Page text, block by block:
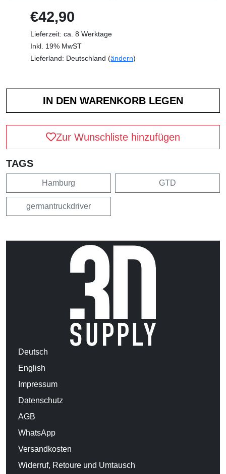
€42,90
Lieferzeit: ca. 8 Werktage
Inkl. 19% MwST
Lieferland: Deutschland (ändern)
Zur Wunschliste hinzufügen
TAGS
Hamburg GTD
germantruckdriver
Deutsch
English
Impressum
Datenschutz
AGB
WhatsApp
Versandkosten
Widerruf, Retoure und Umtausch